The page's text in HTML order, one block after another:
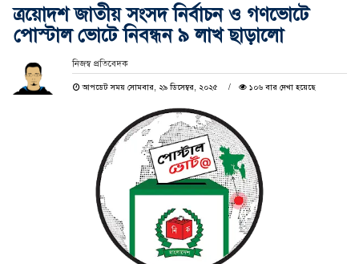
ত্রয়োদশ জাতীয় সংসদ নির্বাচন ও গণভোটে
পোস্টাল ভোটে নিবন্ধন ৯ লাখ ছাড়ালো
নিজস্ব প্রতিবেদক
আপডেট সময় সোমবার, ২৯ ডিসেম্বর, ২০২৫ ১০৬ বার দেখা হয়েছে